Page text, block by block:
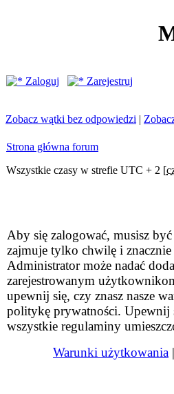
Zaloguj
Zarejestruj
Zobacz wątki bez odpowiedzi |
Strona główna forum
Wszystkie czasy w strefie UTC + 2 [
Aby się zalogować, musisz
zajmuje tylko chwilę i
Administrator może nadać
zarejestrowanym
upewnij się, czy znasz nasze
politykę prywatności. Upewnij
wszystkie regulaminy
Warunki użytkowania |